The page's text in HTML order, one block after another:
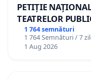
PETIȚIE
TEATRELOR
ROMÂNIA
1 764 semnături
1 764 Semnături / 7
1 Aug 2026